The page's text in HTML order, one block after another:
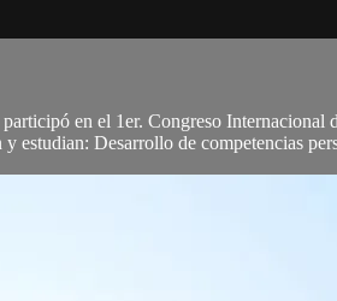
en el 1er. Congreso
estudian: Desarrollo de competencias